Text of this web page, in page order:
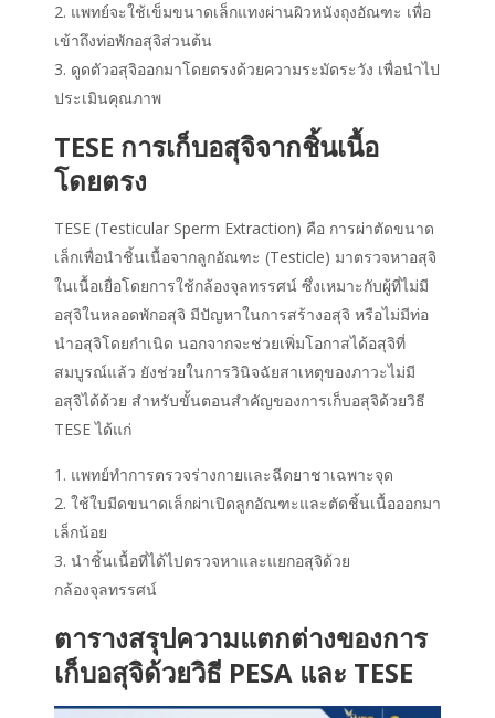
แพทย์จะใช้เข็มขนาดเล็กแทงผ่านผิวหนังถุงอัณฑะ เพื่อ
เข้าถึงท่อพักอสุจิส่วนต้น
ดูดตัวอสุจิออกมาโดยตรงด้วยความระมัดระวัง เพื่อนำไป
ประเมินคุณภาพ
TESE การเก็บอสุจิจากชิ้นเนื้อ
โดยตรง
TESE (Testicular Sperm Extraction) คือ การผ่าตัดขนาด
เล็กเพื่อนำชิ้นเนื้อจากลูกอัณฑะ (Testicle) มาตรวจหาอสุจิ
ในเนื้อเยื่อโดยการใช้กล้องจุลทรรศน์ ซึ่งเหมาะกับผู้ที่ไม่มี
อสุจิในหลอดพักอสุจิ มีปัญหาในการสร้างอสุจิ หรือไม่มีท่อ
นำอสุจิโดยกำเนิด นอกจากจะช่วยเพิ่มโอกาสได้อสุจิที่
สมบูรณ์แล้ว ยังช่วยในการวินิจฉัยสาเหตุของภาวะไม่มี
อสุจิได้ด้วย สำหรับขั้นตอนสำคัญของการเก็บอสุจิด้วยวิธี
TESE ได้แก่
แพทย์ทำการตรวจร่างกายและฉีดยาชาเฉพาะจุด
ใช้ใบมีดขนาดเล็กผ่าเปิดลูกอัณฑะและตัดชิ้นเนื้อออกมา
เล็กน้อย
นำชิ้นเนื้อที่ได้ไปตรวจหาและแยกอสุจิด้วย
กล้องจุลทรรศน์
ตารางสรุปความแตกต่างของการ
เก็บอสุจิด้วยวิธี PESA และ TESE